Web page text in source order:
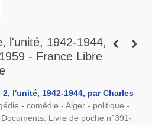
l'unité, 1942-1944,
- France Libre
l'unité, 1942-1944, par Charles
- comédie - Alger - politique -
Livre de poche n°391-